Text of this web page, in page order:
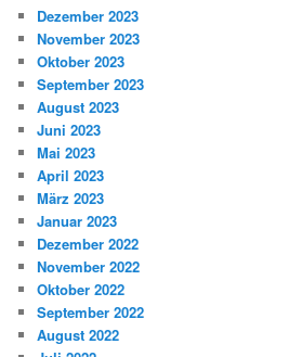
Dezember 2023
November 2023
Oktober 2023
September 2023
August 2023
Juni 2023
Mai 2023
April 2023
März 2023
Januar 2023
Dezember 2022
November 2022
Oktober 2022
September 2022
August 2022